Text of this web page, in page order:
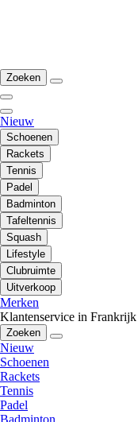
Zoeken
Nieuw
Schoenen
Rackets
Tennis
Padel
Badminton
Tafeltennis
Squash
Lifestyle
Clubruimte
Uitverkoop
Merken
Klantenservice in Frankrijk
Zoeken
Nieuw
Schoenen
Rackets
Tennis
Padel